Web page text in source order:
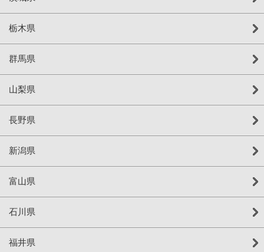
栃木県
群馬県
山梨県
長野県
新潟県
富山県
石川県
福井県